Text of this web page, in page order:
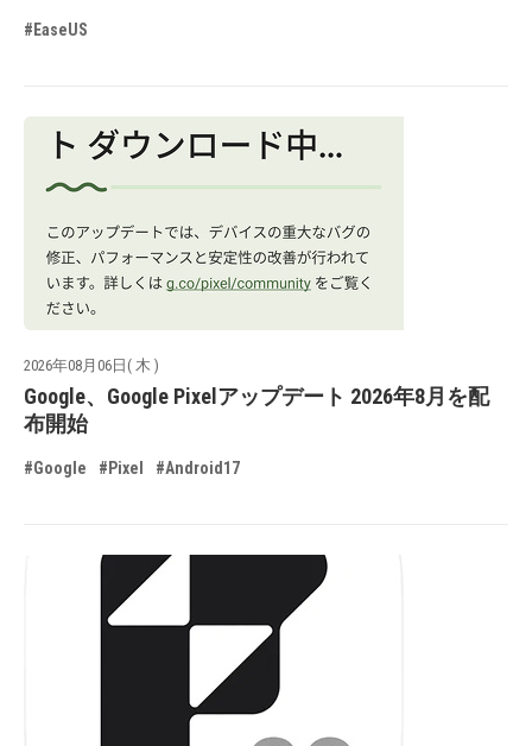
#EaseUS
2026年08月06日( 木 )
Google、Google Pixelアップデート 2026年8月を配
布開始
#Google #Pixel #Android17